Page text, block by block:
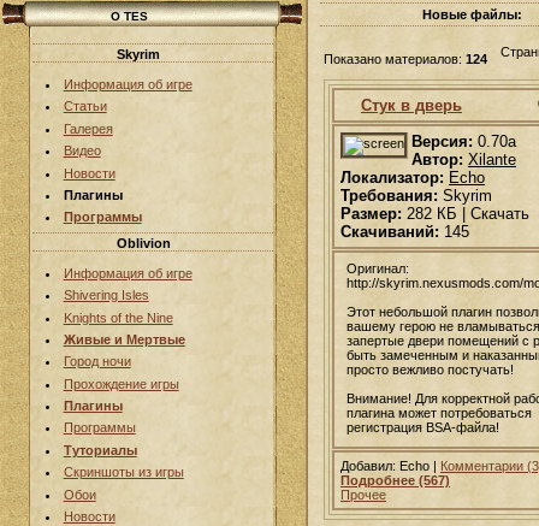
О TES
Skyrim
Информация об игре
Статьи
Галерея
Видео
Новости
Плагины
Программы
Oblivion
Информация об игре
Shivering Isles
Knights of the Nine
Живые и Мертвые
Город ночи
Прохождение игры
Плагины
Программы
Туториалы
Скриншоты из игры
Обои
Новости
Новые файлы:
Показано материалов: 124
Стук в дверь
Версия: 0.70a
Автор: Xilante
Локализатор: Echo
Требования: Skyrim
Размер: 282 КБ | Скачать
Скачиваний: 145
Оригинал:
http://skyrim.nexusmods.com/
Этот небольшой плагин
вашему герою не
запертые двери помещений с
быть замеченным и
просто вежливо постучать!
Внимание! Для корректной
плагина может потребоваться
регистрация BSA-файла!
Добавил: Echo | Комментарии
Подробнее (567)
Прочее